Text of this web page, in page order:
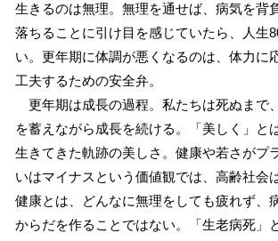
生きるのは無理。無理を通せば、病気を背
落ちることに引け目を感じていたら、人生
い。更年期に体調が悪くなるのは、体力に
工夫するための安全弁。
更年期は成長の過程。私たちは死ぬまで
を蓄えながら成長を続ける。「美しく」と
生きてきた軌跡の美しさ。健康や若さがプ
いはマイナスという価値観では、高齢社会
健康とは、どんなに無理をしても疲れず、
からだを作ることではない。「生老病死」